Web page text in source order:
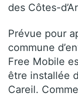
des Côtes-
Prévue pour
commune
Free Mobile
être installée
Careil.